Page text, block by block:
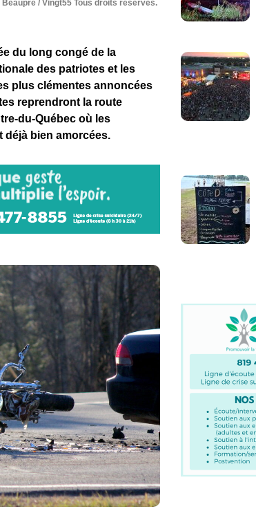
/ Vingt55 Tous droits réservés.
du long congé de la
des patriotes et les
plus clémentes annoncées
reprendront la route
du-Québec où les
déjà bien amorcées.